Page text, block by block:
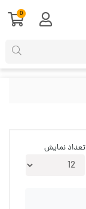
تعداد نمایش
0